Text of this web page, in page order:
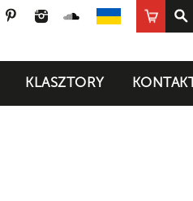
TwitterPinterestInstagramSoundCloud
UA
Sklep
KONTAKT
KLASZTORY